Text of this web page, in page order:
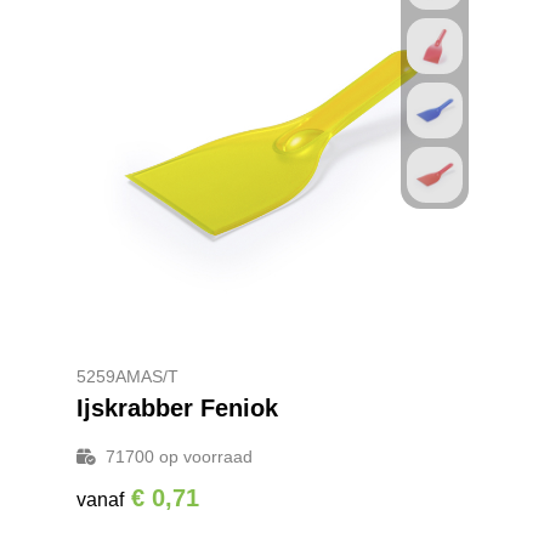
5259AMAS/T
Ijskrabber Feniok
71700op voorraad
vanaf € 0,71